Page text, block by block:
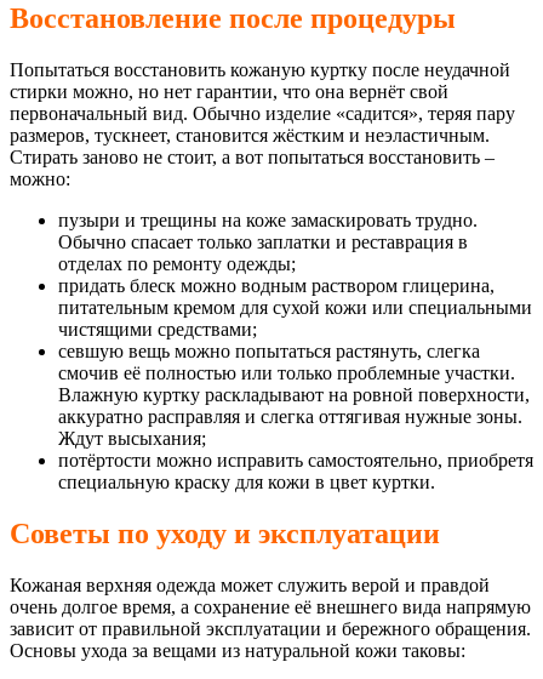
Восстановление после процедуры
Попытаться восстановить кожаную куртку после неудачной
стирки можно, но нет гарантии, что она вернёт свой
первоначальный вид. Обычно изделие «садится», теряя пару
размеров, тускнеет, становится жёстким и неэластичным.
Стирать заново не стоит, а вот попытаться восстановить –
можно:
пузыри и трещины на коже замаскировать трудно.
Обычно спасает только заплатки и реставрация в
отделах по ремонту одежды;
придать блеск можно водным раствором глицерина,
питательным кремом для сухой кожи или специальными
чистящими средствами;
севшую вещь можно попытаться растянуть, слегка
смочив её полностью или только проблемные участки.
Влажную куртку раскладывают на ровной поверхности,
аккуратно расправляя и слегка оттягивая нужные зоны.
Ждут высыхания;
потёртости можно исправить самостоятельно, приобретя
специальную краску для кожи в цвет куртки.
Советы по уходу и эксплуатации
Кожаная верхняя одежда может служить верой и правдой
очень долгое время, а сохранение её внешнего вида напрямую
зависит от правильной эксплуатации и бережного обращения.
Основы ухода за вещами из натуральной кожи таковы: